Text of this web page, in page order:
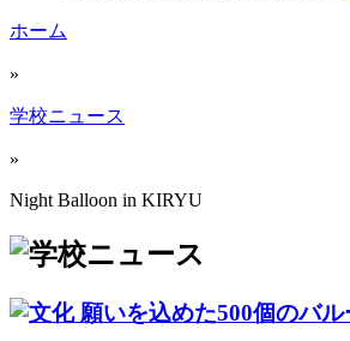
ホーム
»
学校ニュース
»
Night Balloon in KIRYU
願いを込めた500個のバ